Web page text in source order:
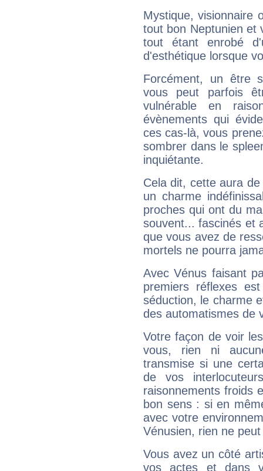
Mystique, visionnaire
tout bon Neptunien et
tout étant enrobé
d'esthétique lorsque
Forcément, un être
vous peut parfois
vulnérable en
évènements qui
ces cas-là, vous
sombrer dans le
inquiétante.
Cela dit, cette aura
un charme
proches qui ont du
souvent... fascinés et
que vous avez de
mortels ne pourra
Avec Vénus faisant
premiers réflexes
séduction, le charme
des automatismes de
Votre façon de voir
vous, rien ni
transmise si une
de vos
raisonnements froids
bon sens : si en
avec votre
Vénusien, rien ne
Vous avez un côté
vos actes et dans